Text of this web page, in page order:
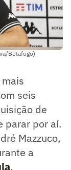
Botafogo)
seis
de
parar por aí.
Mazzuco,
a
,